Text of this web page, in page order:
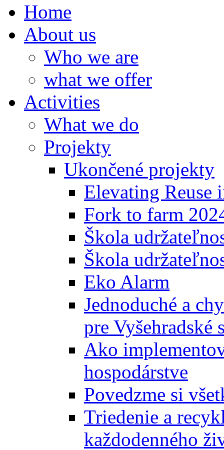
Home
About us
Who we are
what we offer
Activities
What we do
Projekty
Ukončené projekty
Elevating Reuse
Fork to farm
Škola
Škola
Eko Alarm
Jednoduché a
pre Vyšehradské
Ako
hospodárstve
Povedzme si
Triedenie a
každodenného